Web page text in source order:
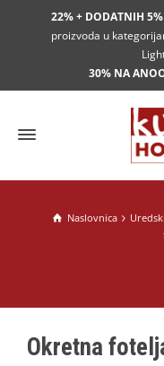
22% + DODATNIH
proizvoda u
30% NA
Naslovnica
Okretna